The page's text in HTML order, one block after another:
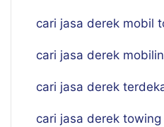
cari jasa derek mobil
cari jasa derek
cari jasa derek
cari jasa derek